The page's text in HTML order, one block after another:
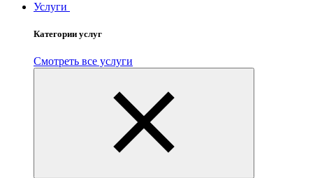
Услуги
Категории услуг
Смотреть все услуги